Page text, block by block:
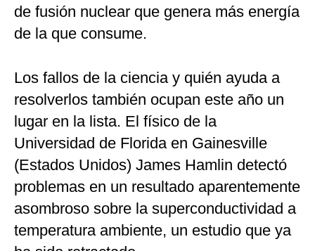
de fusión nuclear que genera más energía
de la que consume.
Los fallos de la ciencia y quién ayuda a
resolverlos también ocupan este año un
lugar en la lista. El físico de la
Universidad de Florida en Gainesville
(Estados Unidos) James Hamlin detectó
problemas en un resultado aparentemente
asombroso sobre la superconductividad a
temperatura ambiente, un estudio que ya